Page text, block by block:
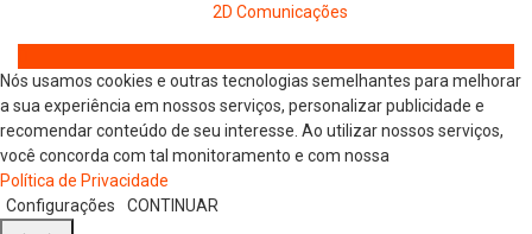
2D Comunicações
Nós usamos cookies e outras tecnologias semelhantes para melhorar
a sua experiência em nossos serviços, personalizar publicidade e
recomendar conteúdo de seu interesse. Ao utilizar nossos serviços,
você concorda com tal monitoramento e com nossa
Política de Privacidade
Configurações
CONTINUAR